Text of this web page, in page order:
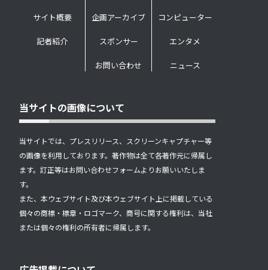
サイト概要
記者紹介
企画アーカイブ
スポンサー
お問い合わせ
コンピューター
エンタメ
ニュース
当サイトの画像について
当サイトでは、プレスリリース、スクリーンキャプチャー等
の画像を利用しております。著作物は全て各著作元に帰属し
ます。訂正等はお問い合わせフォームよりお願いいたしま
す。
また、本ウェブサイト及び本ウェブサイト上に掲載している
個々の商標・標章・ロゴマーク、商号に関する権利は、当社
または個々の権利の所有者に帰属します。